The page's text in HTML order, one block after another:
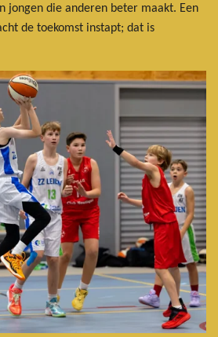
jongen die anderen beter maakt. Een
de toekomst instapt; dat is